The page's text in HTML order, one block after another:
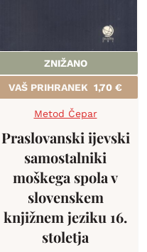
ZNIŽANO
VAŠ PRIHRANEK 1,70 €
Metod Čepar
Praslovanski ijevski
samostalniki
moškega spola v
slovenskem
knjižnem jeziku 16.
stoletja